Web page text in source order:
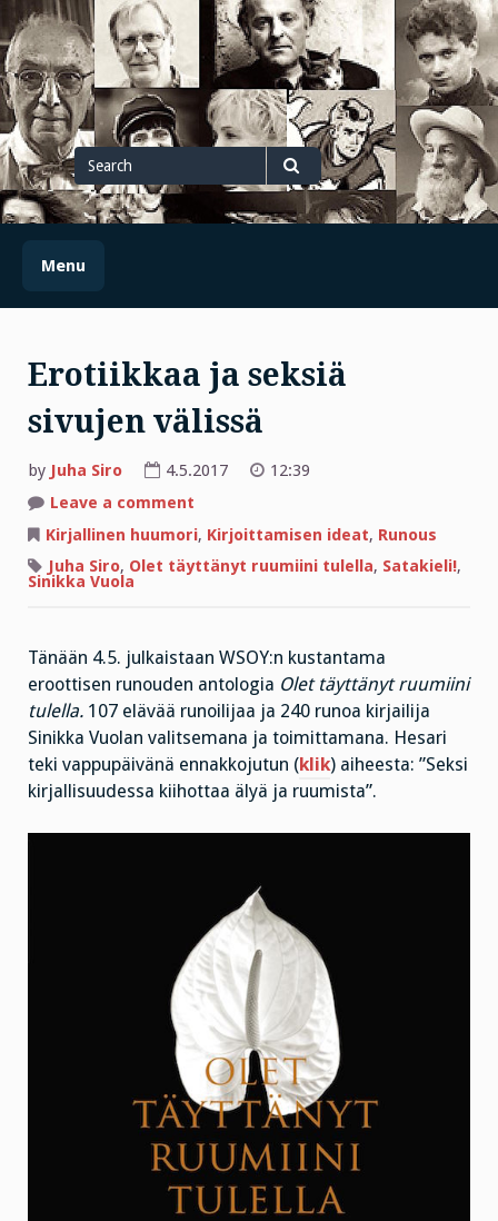
Skip
to
content
Search
for
Search
Menu
Erotiikkaa ja seksiä
sivujen välissä
by Juha Siro 4.5.2017
12:39
Leave a comment
ja
seksiä
sivujen
välissä
Kirjallinen huumori, Kirjoittamisen ideat, Runous
Juha Siro, Olet täyttänyt ruumiini tulella, Satakieli!,
Sinikka Vuola
Tänään 4.5. julkaistaan WSOY:n kustantama
eroottisen runouden antologia Olet täyttänyt ruumiini
tulella. 107 elävää runoilijaa ja 240 runoa kirjailija
Sinikka Vuolan valitsemana ja toimittamana. Hesari
teki vappupäivänä ennakkojutun (klik) aiheesta: ”Seksi
kirjallisuudessa kiihottaa älyä ja ruumista”.